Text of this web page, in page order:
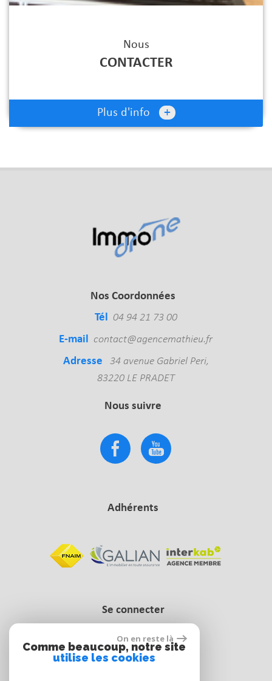
Nous
CONTACTER
Plus d'info +
Nos Coordonnées
Tél 04 94 21 73 00
E-mail contact@agencemathieu.fr
Adresse
34 avenue Gabriel Peri,
83220 LE PRADET
Nous suivre
Adhérents
Se connecter
Espace propriétaire
On en reste là
Comme beaucoup, notre site
utilise les cookies